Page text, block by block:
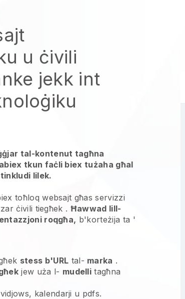
u ċivili
jekk int
tal-kontenut tagħna
tkun faċli biex tużaha għal
lilek.
toħloq websajt għasservizzi
ċivili tiegħek . Ħawwad lill-
roqgħa, b'korteżija ta '
stess b'URL tal- marka .
jew uża l- mudelli tagħna
kalendarji u pdfs.